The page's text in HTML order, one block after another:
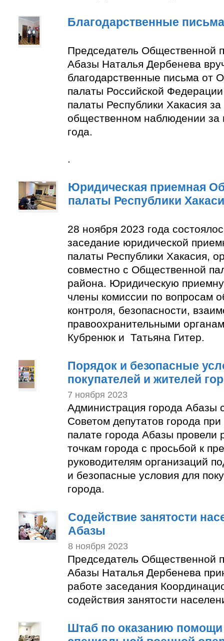
Благодарственные письма
Председатель Общественной
Абазы Наталья Дербенева
благодарственные письма от
палаты Российской
палаты Республики Хакасия за
общественном наблюдении за
года.
.
Юридическая приемная
палаты Республики
28 ноября 2023 года
заседание юридической
палаты Республики Хакасия,
совместно с Общественной
района. Юридическую
члены комиссии по вопросам
контроля, безопасности,
правоохранительными
Кубренюк и Татьяна Гитер.
Порядок и безопасные
покупателей и жителей
7 ноября 2023
Администрация города Абазы
Советом депутатов города
палате города Абазы провели
точкам города с просьбой к
руководителям организаций
и безопасные условия для
города.
Содействие занятости
Абазы
8 ноября 2023
Председатель Общественной
Абазы Наталья Дербенева
работе заседания
содействия занятости
Штаб по оказанию помощи